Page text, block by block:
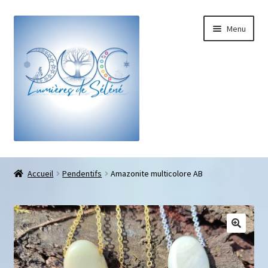
Menu
Boutique
Galets pouce anti-stress
Pendentifs sifflet et fioles
Accueil Pendentifs Amazonite multicolore AB